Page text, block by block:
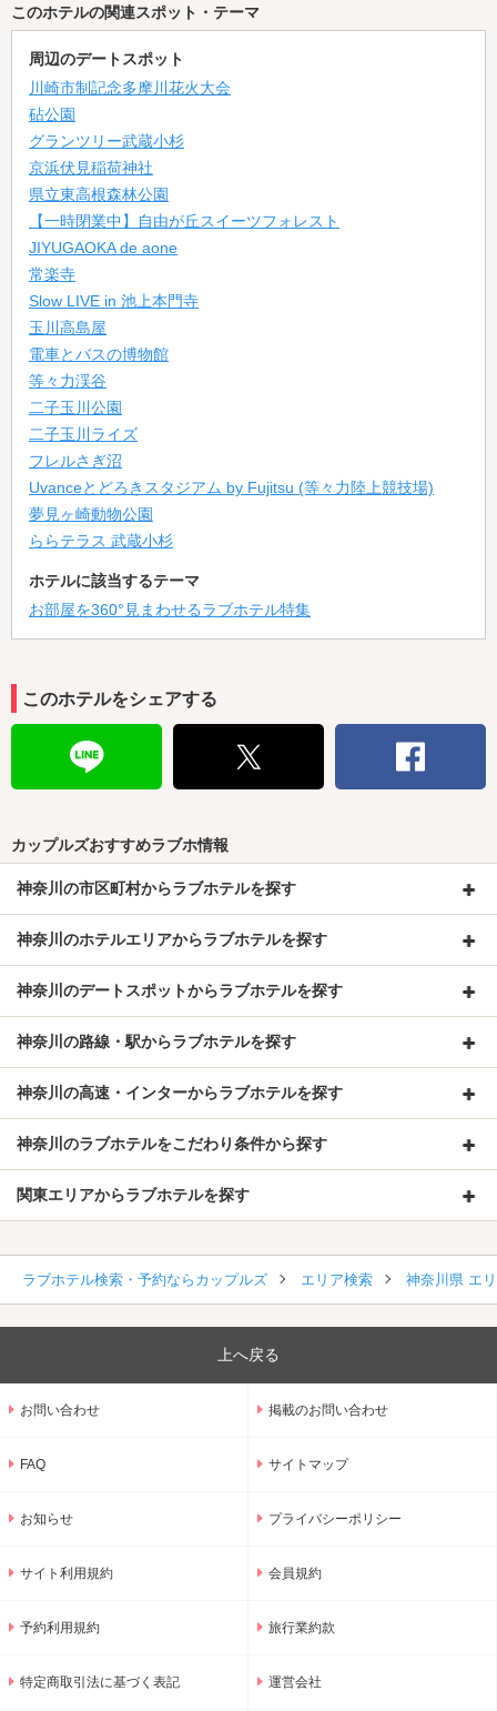
このホテルの関連スポット・テーマ
周辺のデートスポット
川崎市制記念多摩川花火大会
砧公園
グランツリー武蔵小杉
京浜伏見稲荷神社
県立東高根森林公園
【一時閉業中】自由が丘スイーツフォレスト
JIYUGAOKA de aone
常楽寺
Slow LIVE in 池上本門寺
玉川高島屋
電車とバスの博物館
等々力渓谷
二子玉川公園
二子玉川ライズ
フレルさぎ沼
Uvanceとどろきスタジアム by Fujitsu (等々力陸上競技場)
夢見ヶ崎動物公園
ららテラス 武蔵小杉
ホテルに該当するテーマ
お部屋を360°見まわせるラブホテル特集
このホテルをシェアする
カップルズおすすめラブホ情報
神奈川の市区町村からラブホテルを探す
神奈川のホテルエリアからラブホテルを探す
神奈川のデートスポットからラブホテルを探す
神奈川の路線・駅からラブホテルを探す
神奈川の高速・インターからラブホテルを探す
神奈川のラブホテルをこだわり条件から探す
関東エリアからラブホテルを探す
ラブホテル検索・予約ならカップルズ エリア検索 神奈川県 エ
上へ戻る
お問い合わせ 掲載のお問い合わせ
FAQ サイトマップ
お知らせ プライバシーポリシー
サイト利用規約 会員規約
予約利用規約 旅行業約款
特定商取引法に基づく表記 運営会社